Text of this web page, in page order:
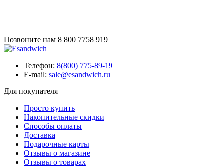
Позвоните нам 8 800 7758 919
Телефон: 8(800) 775-89-19
E-mail: sale@esandwich.ru
Для покупателя
Просто купить
Накопительные скидки
Способы оплаты
Доставка
Подарочные карты
Отзывы о магазине
Отзывы о товарах